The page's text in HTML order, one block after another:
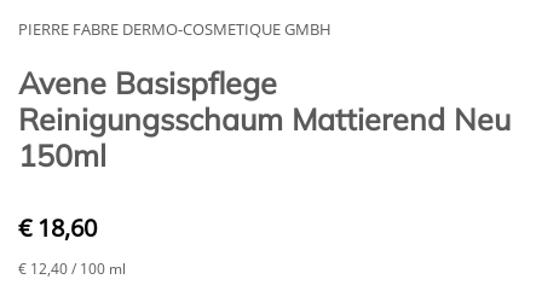
PIERRE FABRE DERMO-COSMETIQUE GMBH
Avene Basispflege
Reinigungsschaum Mattierend Neu
150ml
€ 18,60
€ 12,40/ 100 ml